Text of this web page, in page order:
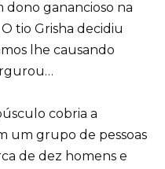
ganancioso na
tio Grisha decidiu
lhe causando
cobria a
um grupo de pessoas
de dez homens e